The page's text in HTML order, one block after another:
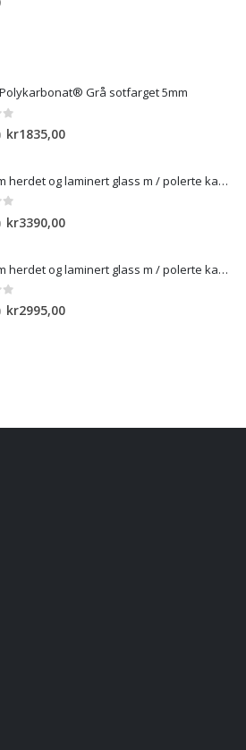
Grå sotfarget 5mm
5Opprinnelig
kr2576,00.
kr1835,00Nåværende
kr1835,00.
16,76 mm herdet og laminert glass m / polerte kanter
5Opprinnelig
kr4120,00.
kr3390,00Nåværende
kr3390,00.
12,76 mm herdet og laminert glass m / polerte kanter)
5Opprinnelig
kr2995,00Nåværende